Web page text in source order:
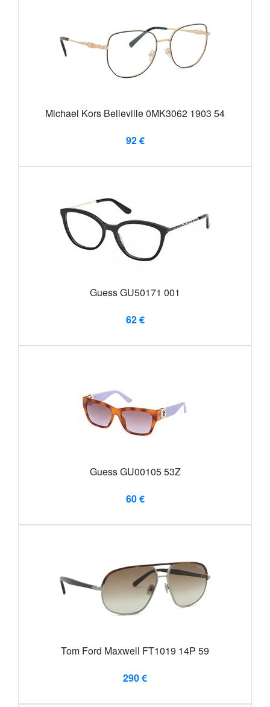
Michael Kors Belleville 0MK3062 1903 54
92 €
Guess GU50171 001
62 €
Guess GU00105 53Z
60 €
Tom Ford Maxwell FT1019 14P 59
290 €